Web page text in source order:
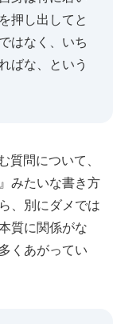
押し出してと
はなく、いち
ばな、という
問について、
みたいな書き方
、別にダメでは
質に関係がな
くあがってい